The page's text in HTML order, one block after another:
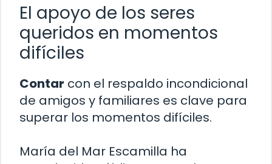
El apoyo de los seres
queridos en momentos
difíciles
Contar con el respaldo incondicional
de amigos y familiares es clave para
superar los momentos difíciles.
María del Mar Escamilla ha